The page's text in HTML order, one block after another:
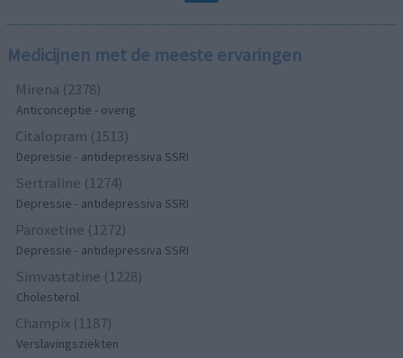
Medicijnen met de meeste ervaringen
Mirena (2378)
Anticonceptie - overig
Citalopram (1513)
Depressie - antidepressiva SSRI
Sertraline (1274)
Depressie - antidepressiva SSRI
Paroxetine (1272)
Depressie - antidepressiva SSRI
Simvastatine (1228)
Cholesterol
Champix (1187)
Verslavingsziekten